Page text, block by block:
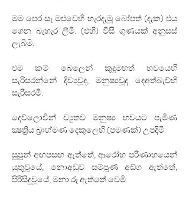
මම පෙර සෑ මළුවෙහි හැරදැමූ බෝපත් (දැක) එය
ගෙන බැහැර ලීමි. (එහි) විසි ගුණයක් අනුසස්
ලැබීමි.
එම කම් බෙලෙන් කුදුමහත් භවයෙහි
සැරිසරන්නේ දිව්‍යවූද, මනුෂ්‍යවූද දෙඅත්බැව්හි
සැරිසරමි.
දෙව්ලොවින් ච්‍යුතව මනුෂ්‍ය භවයට පැමිණ
ක්‍ෂත්‍රිය බ්‍රාහ්මණ දෙකුලෙහි (පමණක්) උපදිමි.
සුපුන් අඟපසඟ ඇත්තේ, ආරෝහ පරිණාහයෙන්
යුතුවූයේ, නොඅඩුව සම්පූර්‍ණ අඞ්ග ඇත්තේ,
පිරිසිදුවූයේ, මනා රූ ඇත්තේ වෙමි.